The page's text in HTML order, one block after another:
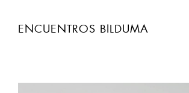
ENCUENTROS BILDUMA